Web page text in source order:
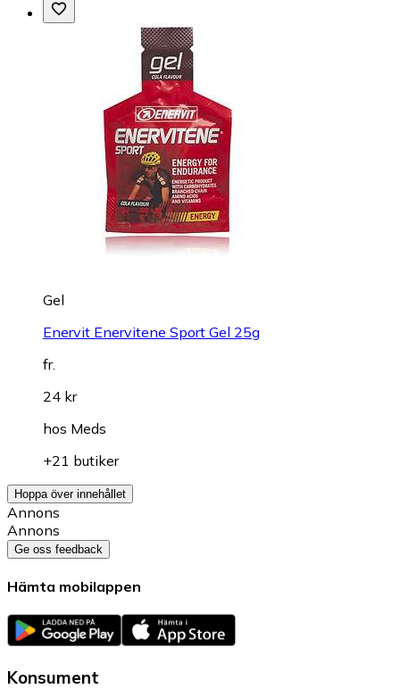
Gel
Enervit Enervitene Sport Gel 25g
fr.
24 kr
hos Meds
+21 butiker
Hoppa över innehållet
Annons
Annons
Ge oss feedback
Hämta mobilappen
Konsument